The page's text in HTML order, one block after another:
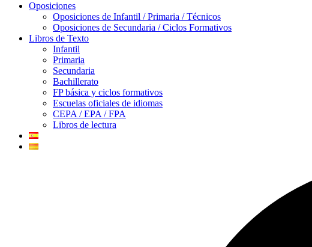
Oposiciones
Oposiciones de Infantil / Primaria / Técnicos
Oposiciones de Secundaria / Ciclos Formativos
Libros de Texto
Infantil
Primaria
Secundaria
Bachillerato
FP básica y ciclos formativos
Escuelas oficiales de idiomas
CEPA / EPA / FPA
Libros de lectura